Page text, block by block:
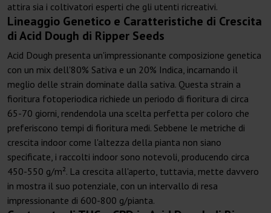
attira sia i coltivatori esperti che gli utenti ricreativi.
Lineaggio Genetico e Caratteristiche di Crescita
di Acid Dough di Ripper Seeds
Acid Dough presenta un'impressionante composizione genetica
con un mix dell'80% Sativa e un 20% Indica, incarnando il
meglio delle strain dominate dalla sativa. Questa strain a
fioritura fotoperiodica richiede un periodo di fioritura di circa
65-70 giorni, rendendola una scelta perfetta per coloro che
preferiscono tempi di fioritura medi. Sebbene le metriche di
crescita indoor come l'altezza della pianta non siano
specificate, i raccolti indoor sono notevoli, producendo circa
450-550 g/m². La crescita all'aperto, tuttavia, mette davvero
in mostra il suo potenziale, con un intervallo di resa
impressionante di 600-800 g/pianta.